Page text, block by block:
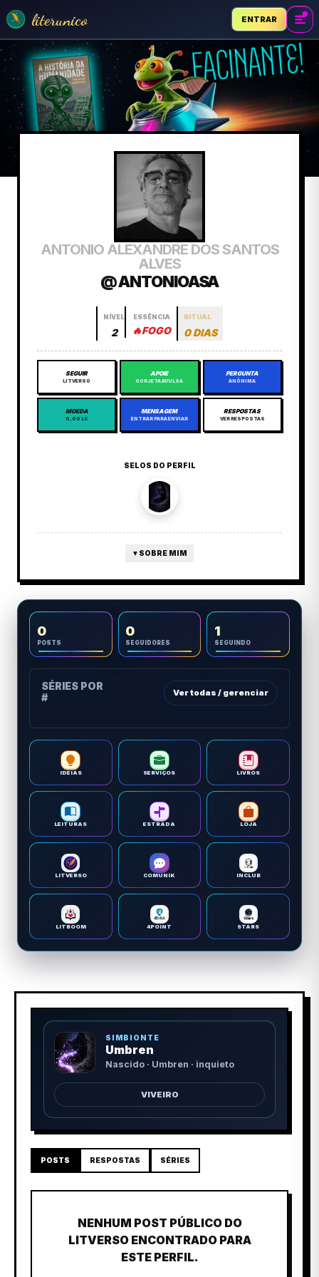
literunico ENTRAR
ANTONIO ALEXANDRE DOS SANTOS
ALVES
@ ANTONIOASA
NÍVEL
2
ESSÊNCIA
🔥FOGO
RITUAL
0 DIAS
SEGUIR
LITVERSO
APOIE
GORJETA AVULSA
PERGUNTA
ANÔNIMA
MOEDA
0,00 LC
MENSAGEM
ENTRAR PARA ENVIAR
RESPOSTAS
VER RESPOSTAS
SELOS DO PERFIL
▼ SOBRE MIM
0
POSTS
0
SEGUIDORES
1
SEGUINDO
SÉRIES POR
#
Ver todas / gerenciar
IDEIAS SERVIÇOS LIVROS
LEITURAS ESTRADA LOJA
LITVERSO COMUNIK INCLUB
LITBOOM 4POINT STARS
SIMBIONTE
Umbren
Nascido · Umbren · inquieto
VIVEIRO
POSTS RESPOSTAS SÉRIES
NENHUM POST PÚBLICO DO
LITVERSO ENCONTRADO PARA
ESTE PERFIL.